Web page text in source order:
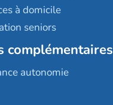
à domicile
seniors
complémentaires
autonomie